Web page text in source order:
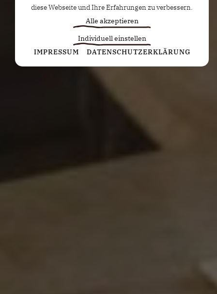
diese Webseite und Ihre Erfahrungen zu verbessern.
Alle akzeptieren
Individuell einstellen
Statistiken
Diese Cookies erfassen anonyme Statistiken. Diese
Publishern verwendet, um personalisierte
Werbung anzuzeigen. Sie tun dies, indem sie
Besucher über Websites hinweg verfolgen.
IMPRESSUM DATENSCHUTZERKLÄRUNG